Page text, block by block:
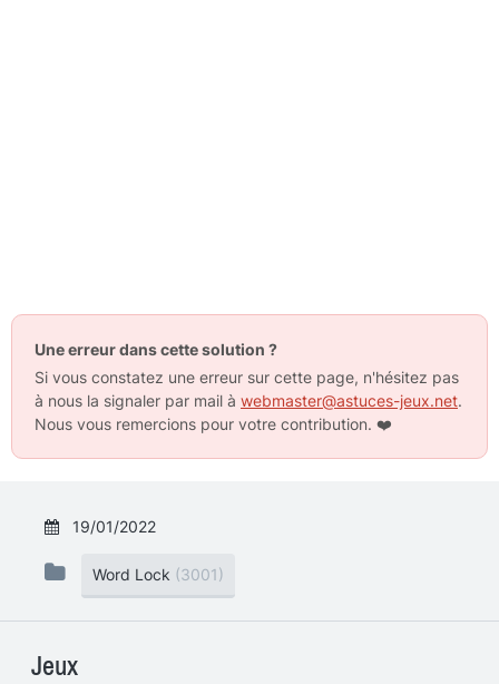
Une erreur dans cette solution ?
Si vous constatez une erreur sur cette page, n'hésitez pas
à nous la signaler par mail à webmaster@astuces-jeux.net.
Nous vous remercions pour votre contribution. ❤️
19/01/2022
Word Lock (3001)
Jeux